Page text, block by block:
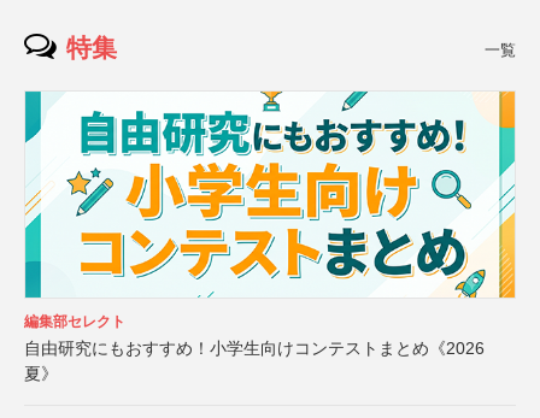
特集 一覧
編集部セレクト
自由研究にもおすすめ！小学生向けコンテストまとめ《2026
夏》